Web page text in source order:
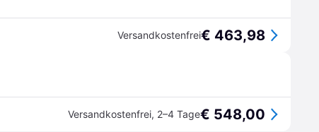
Versandkostenfrei€ 463,98
Versandkostenfrei, 2–4 Tage€ 548,00